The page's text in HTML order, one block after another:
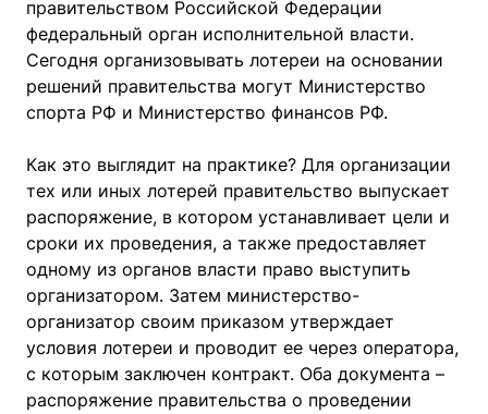
правительством Российской Федерации
федеральный орган исполнительной власти.
Сегодня организовывать лотереи на основании
решений правительства могут Министерство
спорта РФ и Министерство финансов РФ.
Как это выглядит на практике? Для организации
тех или иных лотерей правительство выпускает
распоряжение, в котором устанавливает цели и
сроки их проведения, а также предоставляет
одному из органов власти право выступить
организатором. Затем министерство-
организатор своим приказом утверждает
условия лотереи и проводит ее через оператора,
с которым заключен контракт. Оба документа –
распоряжение правительства о проведении